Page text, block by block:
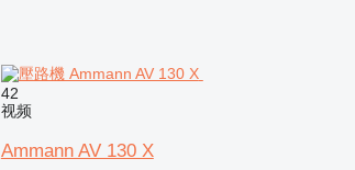
42
视频
Ammann AV 130 X